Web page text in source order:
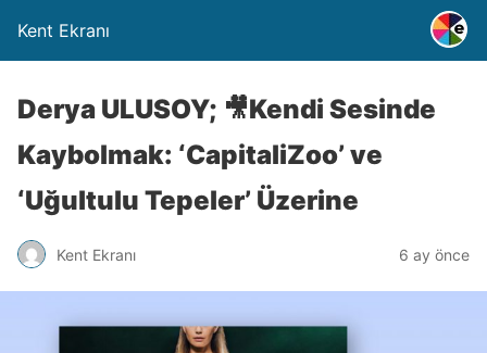
Kent Ekranı
Derya ULUSOY; 🎥Kendi Sesinde
Kaybolmak: ‘CapitaliZoo’ ve
‘Uğultulu Tepeler’ Üzerine
Kent Ekranı 6 ay önce